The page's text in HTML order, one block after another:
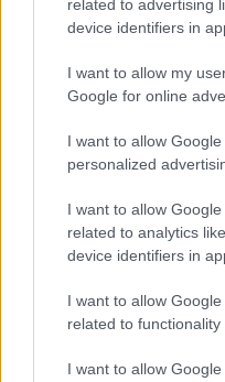
related to advertising
device identifiers in
I want to allow my
Google for online
I want to allow
personalized
I want to allow
related to analytics
device identifiers in
I want to allow
related to
I want to allow
Előző cikk
Beharangozó